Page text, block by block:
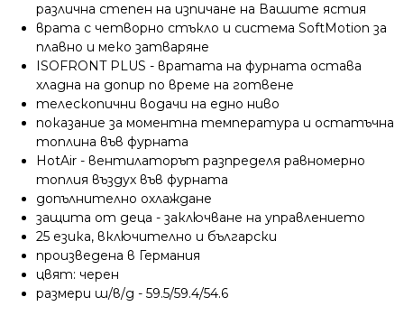
различна степен на изпичане на Вашите ястия
врата с четворно стъкло и система SoftMotion за
плавно и меко затваряне
ISOFRONT PLUS - вратата на фурната остава
хладна на допир по време на готвене
телескопични водачи на едно ниво
показание за моментна температура и остатъчна
топлина във фурната
HotAir - вентилаторът разпределя равномерно
топлия въздух във фурната
допълнително охлаждане
защита от деца - заключване на управлението
25 езика, включително и български
произведена в Германия
цвят: черен
размери ш/в/д - 59.5/59.4/54.6